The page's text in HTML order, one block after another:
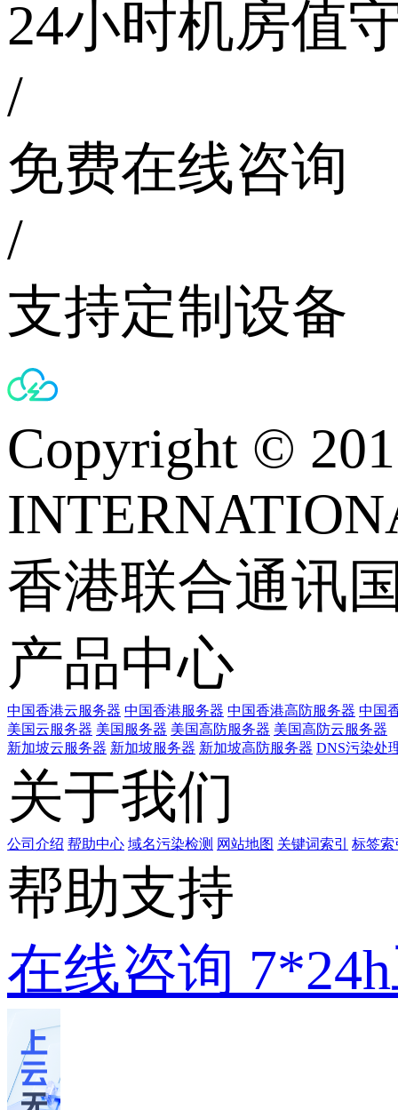
24小时机房值
/
免费在线咨询
/
支持定制设备
Copyright ©
香港联合通讯
产品中心
中国香港云服务器 中国香港服务器 中国香港高防服务器 中国
美国云服务器 美国服务器 美国高防服务器 美国高防云服务器
新加坡云服务器 新加坡服务器 新加坡高防服务器 DNS污染处
关于我们
公司介绍 帮助中心 域名污染检测 网站地图 关键词索引 标签索
帮助支持
在线咨询